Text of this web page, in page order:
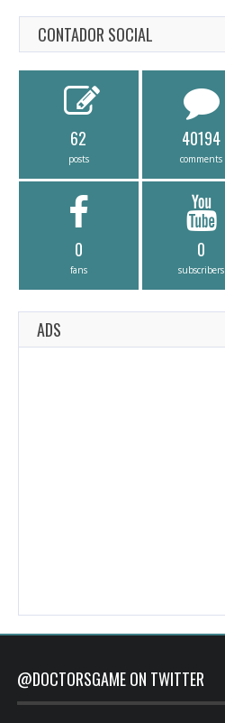
CONTADOR SOCIAL
62
posts
40194
comments
0
fans
0
subscribers
ADS
@DOCTORSGAME ON TWITTER